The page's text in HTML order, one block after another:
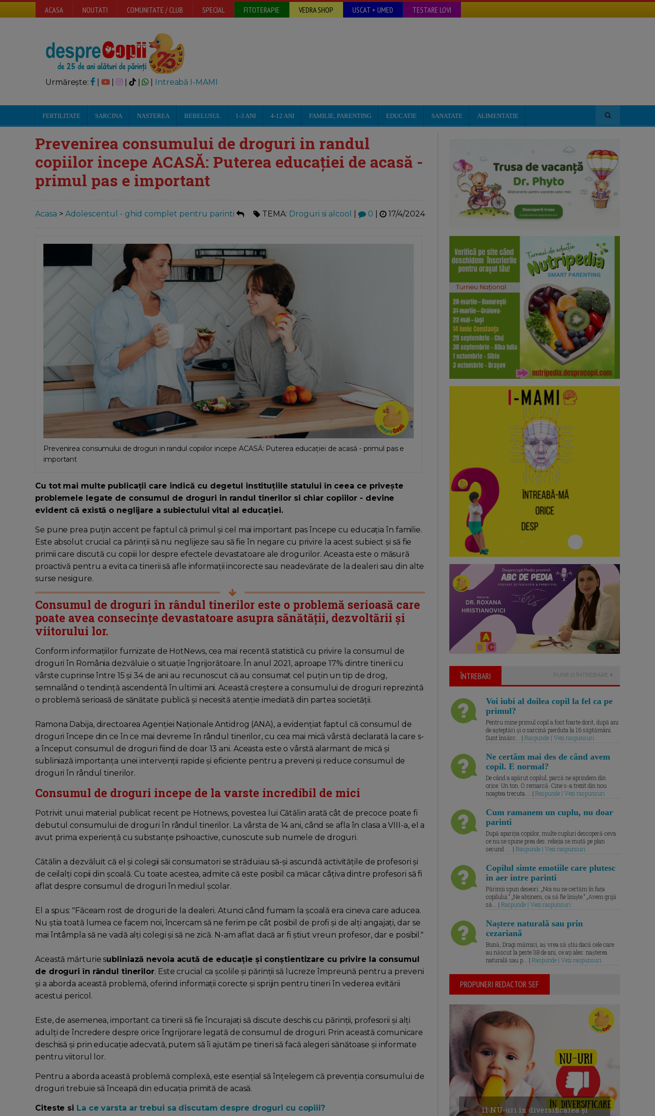
ACASA NOUTATI COMUNITATE / CLUB SPECIAL FITOTERAPIE VEDRA SHOP USCAT + UMED TESTARE LOVI
Urmărește: | | Intreabă I-MAMI
FERTILITATE SARCINA NASTEREA BEBELUSUL 1-3 ANI 4-12 ANI FAMILIE, PARENTING EDUCATIE SANATATE ALIMENTATIE
Prevenirea consumului de droguri in randul
copiilor incepe ACASĂ: Puterea educației de acasă -
primul pas e important
Acasa > Adolescentul - ghid complet pentru parinti TEMA: Droguri si alcool 0 17/4/2024
Prevenirea consumului de droguri in randul copiilor incepe ACASĂ: Puterea educației de acasă - primul pas e
important
Cu tot mai multe publicații care indică cu degetul instituțiile statului în ceea ce privește
problemele legate de consumul de droguri in randul tinerilor si chiar copiilor - devine
evident că există o neglijare a subiectului vital al educației.
Se pune prea puțin accent pe faptul că primul și cel mai important pas începe cu educația în familie.
Este absolut crucial ca părinții să nu neglijeze sau să fie în negare cu privire la acest subiect și să fie
primii care discută cu copiii lor despre efectele devastatoare ale drogurilor. Aceasta este o măsură
proactivă pentru a evita ca tinerii să afle informații incorecte sau neadevărate de la dealeri sau din alte
surse nesigure.
Consumul de droguri în rândul tinerilor este o problemă serioasă care
poate avea consecințe devastatoare asupra sănătății, dezvoltării și
viitorului lor.
Conform informațiilor furnizate de HotNews, cea mai recentă statistică cu privire la consumul de
droguri în România dezvăluie o situație îngrijorătoare. În anul 2021, aproape 17% dintre tinerii cu
vârste cuprinse între 15 și 34 de ani au recunoscut că au consumat cel puțin un tip de drog,
semnalând o tendință ascendentă în ultimii ani. Această creștere a consumului de droguri reprezintă
o problemă serioasă de sănătate publică și necesită atenție imediată din partea societății.
Ramona Dabija, directoarea Agenției Naționale Antidrog (ANA), a evidențiat faptul că consumul de
droguri începe din ce în ce mai devreme în rândul tinerilor, cu cea mai mică vârstă declarată la care s-
a început consumul de droguri fiind de doar 13 ani. Aceasta este o vârstă alarmant de mică și
subliniază importanța unei intervenții rapide și eficiente pentru a preveni și reduce consumul de
droguri în rândul tinerilor.
Consumul de droguri incepe de la varste incredibil de mici
Potrivit unui material publicat recent pe Hotnews, povestea lui Cătălin arată cât de precoce poate fi
debutul consumului de droguri în rândul tinerilor. La vârsta de 14 ani, când se afla în clasa a VIII-a, el a
avut prima experiență cu substanțe psihoactive, cunoscute sub numele de droguri.
Cătălin a dezvăluit că el și colegii săi consumatori se străduiau să-și ascundă activitățile de profesori și
de ceilalți copii din școală. Cu toate acestea, admite că este posibil ca măcar câțiva dintre profesori să fi
aflat despre consumul de droguri în mediul școlar.
El a spus: "Făceam rost de droguri de la dealeri. Atunci când fumam la școală era cineva care aducea.
Nu știa toată lumea ce facem noi, încercam să ne ferim pe cât posibil de profi și de alți angajați, dar se
mai întâmpla să ne vadă alți colegi și să ne zică. N-am aflat dacă ar fi știut vreun profesor, dar e posibil."
Această mărturie subliniază nevoia acută de educație și conștientizare cu privire la consumul
de droguri în rândul tinerilor. Este crucial ca școlile și părinții să lucreze împreună pentru a preveni
și a aborda această problemă, oferind informații corecte și sprijin pentru tineri în vederea evitării
acestui pericol.
Este, de asemenea, important ca tinerii să fie încurajați să discute deschis cu părinții, profesorii și alți
adulți de încredere despre orice îngrijorare legată de consumul de droguri. Prin această comunicare
deschisă și prin educație adecvată, putem să îi ajutăm pe tineri să facă alegeri sănătoase și informate
pentru viitorul lor.
Pentru a aborda această problemă complexă, este esențial să înțelegem că prevenția consumului de
droguri trebuie să înceapă din educația primită de acasă.
Citeste si La ce varsta ar trebui sa discutam despre droguri cu copiii?
ÎNTREBARI PUNE O ÎNTREBARE
Voi iubi al doilea copil la fel ca pe
primul?
Pentru mine primul copil a fost foarte dorit, după ani
de așteptări și o sarcină pierduta la 16 săptămâni.
Sunt însărc... | Raspunde | Vezi raspunsuri
Ne certăm mai des de când avem
copil. E normal?
De când a apărut copilul, parcă ne aprindem din
orice. Un ton. O remarcă. Cine s-a trezit din nou
noaptea trecuta.... | Raspunde | Vezi raspunsuri
Cum ramanem un cuplu, nu doar
parinti
După apariția copiilor, multe cupluri descoperă ceva
ce nu se spune prea des: relația se mută pe plan
secund. ... | Raspunde | Vezi raspunsuri
Copilul simte emotiile care plutesc
in aer intre parinti
Părinții spun deseori: „Noi nu ne certăm în fața
copilului.” „Ne abținem, ca să fie liniște.” „Avem grijă
să... | Raspunde | Vezi raspunsuri
Naștere naturală sau prin
cezariană
Bună, Dragi mămici, aș vrea să știu dacă cele care
au născut la peste 38 de ani, ce ați ales: nașterea
naturală sau p... | Raspunde | Vezi raspunsuri
PROPUNERI REDACTOR SEF
11 NU-uri in diversificarea și